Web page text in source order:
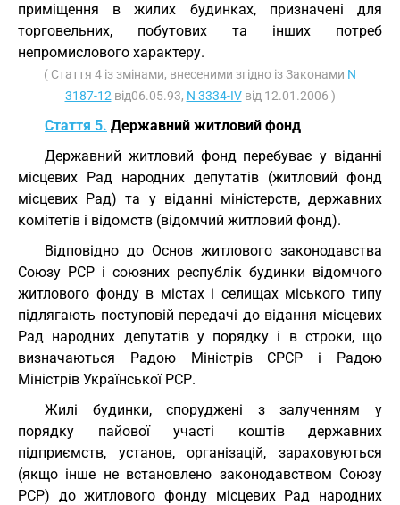
приміщення в жилих будинках, призначені для
торговельних, побутових та інших потреб
непромислового характеру.
( Стаття 4 із змінами, внесеними згідно із Законами N
3187-12 від06.05.93, N 3334-IVвід 12.01.2006 )
Стаття 5. Державний житловий фонд
Державний житловий фонд перебуває у віданні
місцевих Рад народних депутатів (житловий фонд
місцевих Рад) та у віданні міністерств, державних
комітетів і відомств (відомчий житловий фонд).
Відповідно до Основ житлового законодавства
Союзу РСР і союзних республік будинки відомчого
житлового фонду в містах і селищах міського типу
підлягають поступовій передачі до відання місцевих
Рад народних депутатів у порядку і в строки, що
визначаються Радою Міністрів СРСР і Радою
Міністрів Української РСР.
Жилі будинки, споруджені з залученням у
порядку пайової участі коштів державних
підприємств, установ, організацій, зараховуються
(якщо інше не встановлено законодавством Союзу
РСР) до житлового фонду місцевих Рад народних